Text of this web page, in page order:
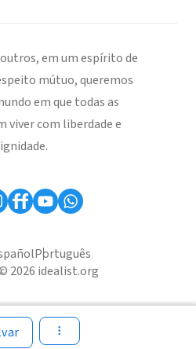
em um espírito de
mútuo, queremos
em que todas as
viver com liberdade e
Português
2026 idealist.org